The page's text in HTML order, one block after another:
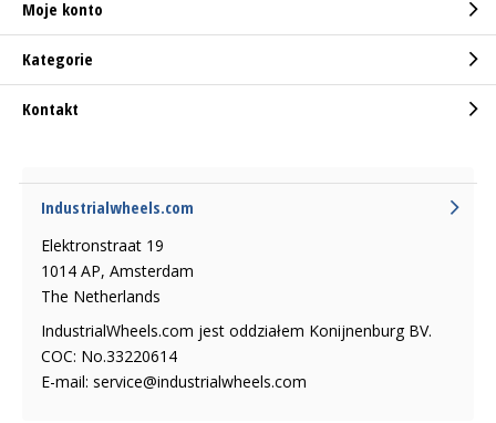
Moje konto
Kategorie
Kontakt
Industrialwheels.com
Elektronstraat 19
1014 AP, Amsterdam
The Netherlands
IndustrialWheels.com jest oddziałem Konijnenburg BV.
COC: No.33220614
E-mail: service@industrialwheels.com